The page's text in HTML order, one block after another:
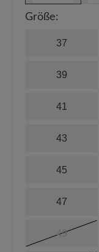
Größe:
37
39
41
43
45
47
49